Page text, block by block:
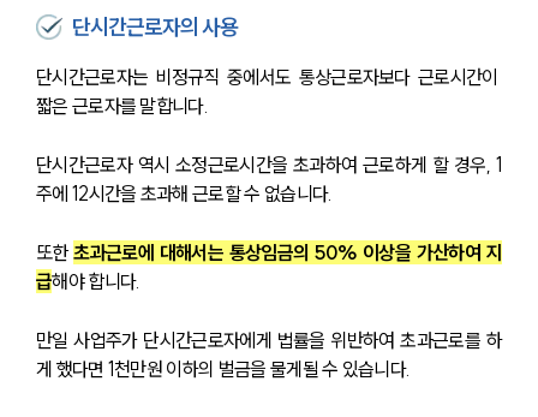
단시간근로자의 사용
단시간근로자는 비정규직 중에서도 통상근로자보다 근로시간이
짧은 근로자를 말합니다.
단시간근로자 역시 소정근로시간을 초과하여 근로하게 할 경우, 1
주에 12시간을 초과해 근로할 수 없습니다.
또한 초과근로에 대해서는 통상임금의 50% 이상을 가산하여 지
급해야 합니다.
만일 사업주가 단시간근로자에게 법률을 위반하여 초과근로를 하
게 했다면 1천만원 이하의 벌금을 물게될 수 있습니다.